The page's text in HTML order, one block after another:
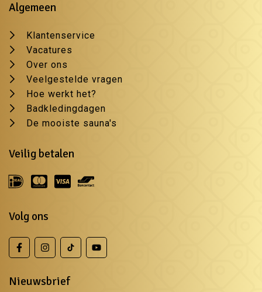
Algemeen
Klantenservice
Vacatures
Over ons
Veelgestelde vragen
Hoe werkt het?
Badkledingdagen
De mooiste sauna's
Veilig betalen
Volg ons
Nieuwsbrief